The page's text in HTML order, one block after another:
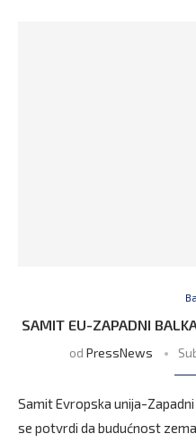
SAMIT EU-ZAPADNI
od PressNews
Samit Evropska unija-
se potvrdi da budućnost